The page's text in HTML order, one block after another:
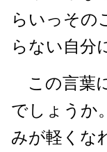
らいっその
らない自分
この言葉
でしょうか
みが軽くな